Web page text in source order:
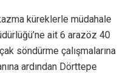
küreklerle müdahale
ait 6 arazöz 40
söndürme çalışmalarına
ardından Dörttepe